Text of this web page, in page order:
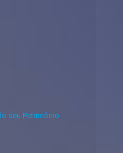
seu Patrimônio